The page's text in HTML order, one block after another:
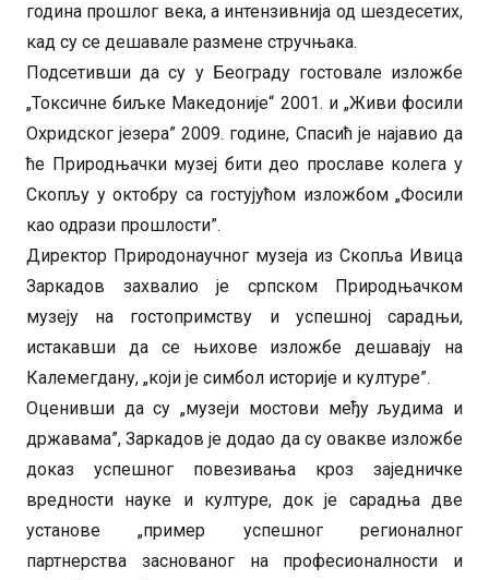
година прошлог века, а интензивнија од шездесетих,
кад су се дешавале размене стручњака.
Подсетивши да су у Београду гостовале изложбе
„Токсичне биљке Македоније“ 2001. и „Живи фосили
Охридског језера” 2009. године, Спасић је најавио да
ће Природњачки музеј бити део прославе колега у
Скопљу у октобру са гостујућом изложбом „Фосили
као одрази прошлости”.
Директор Природонаучног музеја из Скопља Ивица
Заркадов захвалио је српском Природњачком
музеју на гостопримству и успешној сарадњи,
истакавши да се њихове изложбе дешавају на
Калемегдану, „који је симбол историје и културе”.
Оценивши да су „музеји мостови међу људима и
државама”, Заркадов је додао да су овакве изложбе
доказ успешног повезивања кроз заједничке
вредности науке и културе, док је сарадња две
установе „пример успешног регионалног
партнерства заснованог на професионалности и